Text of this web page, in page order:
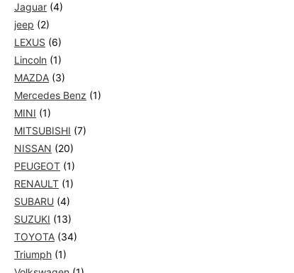
Jaguar (4)
jeep (2)
LEXUS (6)
Lincoln (1)
MAZDA (3)
Mercedes Benz (1)
MINI (1)
MITSUBISHI (7)
NISSAN (20)
PEUGEOT (1)
RENAULT (1)
SUBARU (4)
SUZUKI (13)
TOYOTA (34)
Triumph (1)